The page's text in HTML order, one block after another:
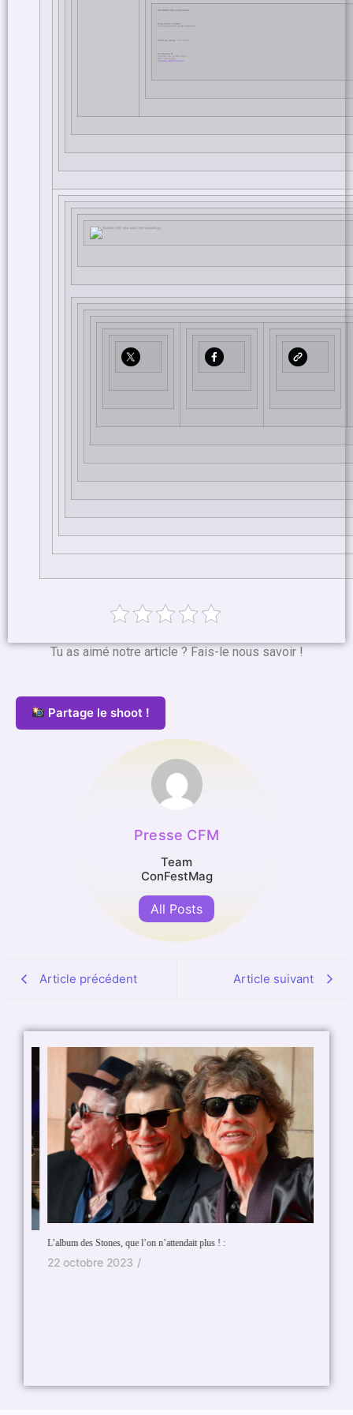
INFORMATIONS PRATIQUES
Regards de Femmes
du 24 septembre au 18 décembre
Visite de presse : 15.09 à 11h
Fondation A
Avenue Van Volxem, 304
1190 – Bruxelles
fondationastichting. com
Tu as aimé notre article ? Fais-le nous savoir !
Partage le shoot !
Presse CFM
Team
ConFestMag
All Posts
Article précédent Article suivant
L’album des Stones, que l’on n’attendait plus ! :
22 octobre 2023 /